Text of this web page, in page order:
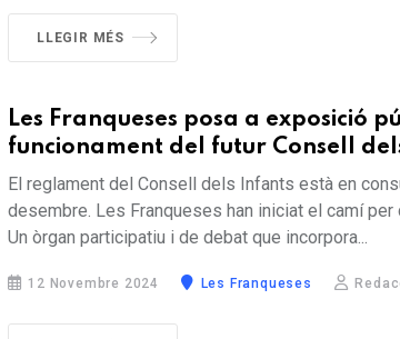
LLEGIR MÉS
Les Franqueses posa a exposició
funcionament del futur Consell
El reglament del Consell dels Infants està en
desembre. Les Franqueses han iniciat el camí
Un òrgan participatiu i de debat que incorpora...
12 Novembre 2024 Les Franqueses